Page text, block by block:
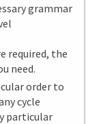
grammar
required, the
need.
order to
cycle
particular